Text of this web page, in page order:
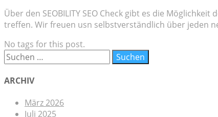
Über den SEOBILITY SEO Check gibt es die
treffen. Wir freuen usn selbstverständlich über jeden
No tags for this post.
ARCHIV
März 2026
Juli 2025